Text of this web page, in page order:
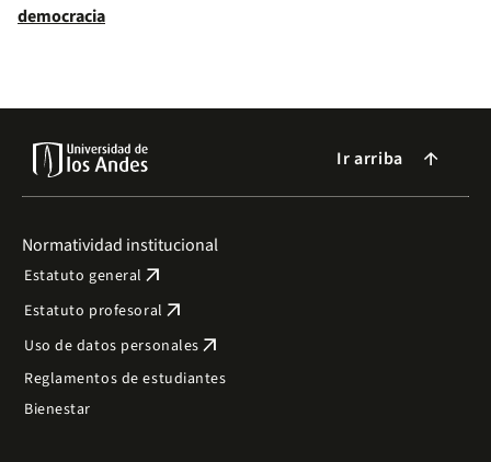
democracia
Ir arriba arrow_forward
Normatividad institucional
Estatuto general arrow_outward
Estatuto profesoral arrow_outward
Uso de datos personales arrow_outward
Reglamentos de estudiantes
Bienestar